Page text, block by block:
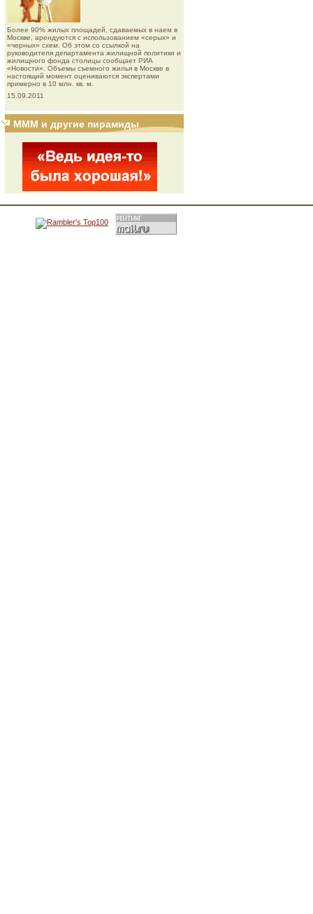
Более 90% жилых площадей, сдаваемых в наем в
Москве, арендуются с использованием «серых» и
«черных» схем. Об этом со ссылкой на
руководителя департамента жилищной политики и
жилищного фонда столицы сообщает РИА
«Новости». Объемы съемного жилья в Москве в
настоящий момент оцениваются экспертами
примерно в 10 млн. кв. м.
15.09.2011
МММ и другие пирамиды